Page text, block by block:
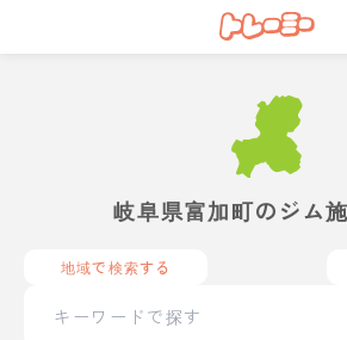
岐阜県富加町のジム
地域で検索する